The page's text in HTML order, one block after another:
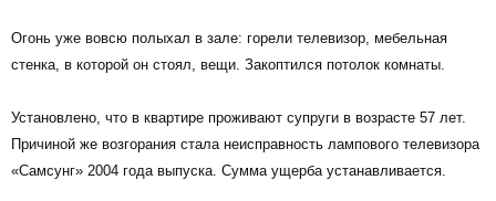
Огонь уже вовсю полыхал в зале: горели телевизор, мебельная
стенка, в которой он стоял, вещи. Закоптился потолок комнаты.
Установлено, что в квартире проживают супруги в возрасте 57 лет.
Причиной же возгорания стала неисправность лампового телевизора
«Самсунг» 2004 года выпуска. Сумма ущерба устанавливается.